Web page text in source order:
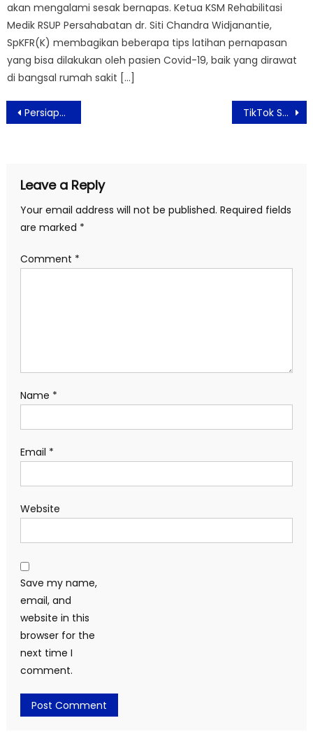
akan mengalami sesak bernapas. Ketua KSM Rehabilitasi
Medik RSUP Persahabatan dr. Siti Chandra Widjanantie,
SpKFR(K) membagikan beberapa tips latihan pernapasan
yang bisa dilakukan oleh pasien Covid-19, baik yang dirawat
di bangsal rumah sakit […]
Post
navigation
Persiapkan Dirimu dalam Ajang Oh Beauty Festival 2023 ‘Timeless Wonder’ TikTok Shop Indonesia Hentikan Layanan Transaksi E-Commerce Per 4 Oktober 2023
Leave a Reply
Your email address will not be published. Required fields
are marked *
Comment *
Name *
Email *
Website
Save my name,
email, and
website in this
browser for the
next time I
comment.